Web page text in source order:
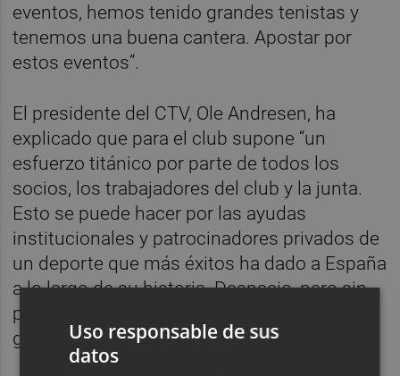
eventos, hemos tenido grandes tenistas y
tenemos una buena cantera. Apostar por
estos eventos”.
El presidente del CTV, Ole Andresen, ha
explicado que para el club supone “un
esfuerzo titánico por parte de todos los
socios, los trabajadores del club y la junta.
Esto se puede hacer por las ayudas
institucionales y patrocinadores privados de
un deporte que más éxitos ha dado a España
a lo largo de su historia. Despacio, pero sin
pausa, queremos ir creciendo y hacerlo más
grande si cabe”.
Uso responsable de sus
datos